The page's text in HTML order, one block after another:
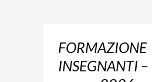
FORMAZIONE
INSEGNANTI